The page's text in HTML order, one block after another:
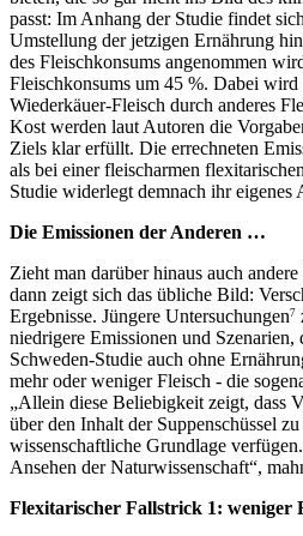
passt: Im Anhang der Studie findet
Umstellung der jetzigen Ernährung
des Fleischkonsums angenommen
Fleischkonsums um 45 %. Dabei
Wiederkäuer-Fleisch durch anderes
Kost werden laut Autoren die
Ziels klar erfüllt. Die errechneten
als bei einer fleischarmen
Studie widerlegt demnach ihr eigenes
Die Emissionen der Anderen …
Zieht man darüber hinaus auch
dann zeigt sich das übliche Bild:
Ergebnisse. Jüngere Untersuchungen7
niedrigere Emissionen und Szenarien,
Schweden-Studie auch ohne
mehr oder weniger Fleisch - die
„Allein diese Beliebigkeit zeigt, dass
über den Inhalt der Suppenschüssel
wissenschaftliche Grundlage
Ansehen der Naturwissenschaft“,
Flexitarischer Fallstrick 1: weniger